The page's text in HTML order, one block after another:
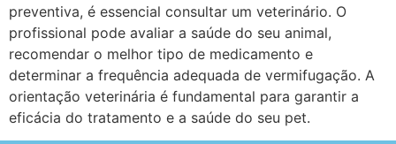
preventiva, é essencial consultar um veterinário. O
profissional pode avaliar a saúde do seu animal,
recomendar o melhor tipo de medicamento e
determinar a frequência adequada de vermifugação. A
orientação veterinária é fundamental para garantir a
eficácia do tratamento e a saúde do seu pet.